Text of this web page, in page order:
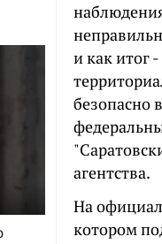
и как итог
безопасно
агентства.
На
котором